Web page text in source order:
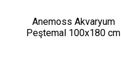
Anemoss Akvaryum
Peştemal 100x180 cm